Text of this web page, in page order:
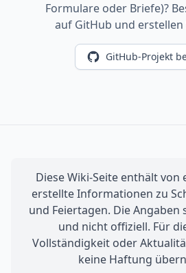
Formulare oder Briefe)?
auf GitHub und erstellen
GitHub-Projekt
Diese Wiki-Seite enthält von
erstellte Informationen zu
und Feiertagen. Die
und nicht offiziell. Für
Vollständigkeit oder
keine Haftung